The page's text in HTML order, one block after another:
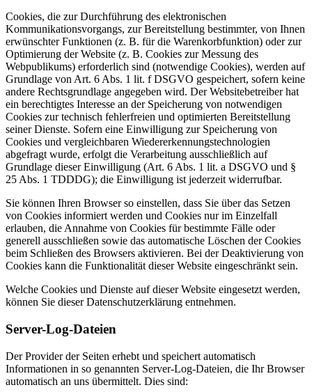
Cookies, die zur Durchführung des elektronischen
Kommunikationsvorgangs, zur Bereitstellung bestimmter, von Ihnen
erwünschter Funktionen (z. B. für die Warenkorbfunktion) oder zur
Optimierung der Website (z. B. Cookies zur Messung des
Webpublikums) erforderlich sind (notwendige Cookies), werden auf
Grundlage von Art. 6 Abs. 1 lit. f DSGVO gespeichert, sofern keine
andere Rechtsgrundlage angegeben wird. Der Websitebetreiber hat
ein berechtigtes Interesse an der Speicherung von notwendigen
Cookies zur technisch fehlerfreien und optimierten Bereitstellung
seiner Dienste. Sofern eine Einwilligung zur Speicherung von
Cookies und vergleichbaren Wiedererkennungstechnologien
abgefragt wurde, erfolgt die Verarbeitung ausschließlich auf
Grundlage dieser Einwilligung (Art. 6 Abs. 1 lit. a DSGVO und §
25 Abs. 1 TDDDG); die Einwilligung ist jederzeit widerrufbar.
Sie können Ihren Browser so einstellen, dass Sie über das Setzen
von Cookies informiert werden und Cookies nur im Einzelfall
erlauben, die Annahme von Cookies für bestimmte Fälle oder
generell ausschließen sowie das automatische Löschen der Cookies
beim Schließen des Browsers aktivieren. Bei der Deaktivierung von
Cookies kann die Funktionalität dieser Website eingeschränkt sein.
Welche Cookies und Dienste auf dieser Website eingesetzt werden,
können Sie dieser Datenschutzerklärung entnehmen.
Server-Log-Dateien
Der Provider der Seiten erhebt und speichert automatisch
Informationen in so genannten Server-Log-Dateien, die Ihr Browser
automatisch an uns übermittelt. Dies sind: